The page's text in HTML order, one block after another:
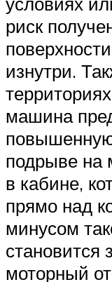
риск
изнутри.
машина
подрыве на
в кабине,
прямо над
минусом
становится
моторный